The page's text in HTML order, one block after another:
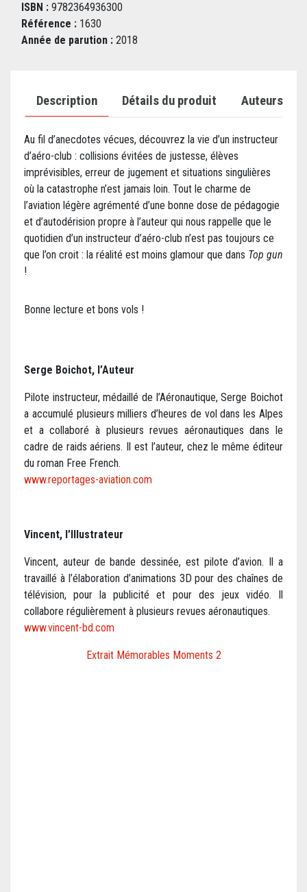
ISBN : 9782364936300
Référence : 1630
Année de parution : 2018
Description Détails du produit Auteurs
Au fil d’anecdotes vécues, découvrez la vie d’un instructeur
d’aéro-club : collisions évitées de justesse, élèves
imprévisibles, erreur de jugement et situations singulières
où la catastrophe n’est jamais loin. Tout le charme de
l’aviation légère agrémenté d’une bonne dose de pédagogie
et d’autodérision propre à l’auteur qui nous rappelle que le
quotidien d’un instructeur d’aéro-club n’est pas toujours ce
que l’on croit : la réalité est moins glamour que dans Top gun
!
Bonne lecture et bons vols !
Serge Boichot, l’Auteur
Pilote instructeur, médaillé de l’Aéronautique, Serge Boichot
a accumulé plusieurs milliers d’heures de vol dans les Alpes
et a collaboré à plusieurs revues aéronautiques dans le
cadre de raids aériens. Il est l’auteur, chez le même éditeur
du roman Free French.
www.reportages-aviation.com
Vincent, l’Illustrateur
Vincent, auteur de bande dessinée, est pilote d’avion. Il a
travaillé à l’élaboration d’animations 3D pour des chaînes de
télévision, pour la publicité et pour des jeux vidéo. Il
collabore régulièrement à plusieurs revues aéronautiques.
www.vincent-bd.com
Extrait Mémorables Moments 2